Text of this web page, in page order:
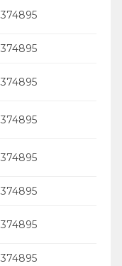
374895
374895
374895
374895
374895
374895
374895
374895